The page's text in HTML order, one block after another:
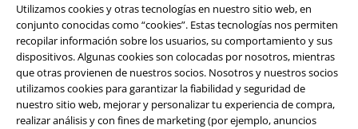
Utilizamos cookies y otras tecnologías en nuestro sitio web, en
conjunto conocidas como “cookies”. Estas tecnologías nos permiten
recopilar información sobre los usuarios, su comportamiento y sus
dispositivos. Algunas cookies son colocadas por nosotros, mientras
que otras provienen de nuestros socios. Nosotros y nuestros socios
utilizamos cookies para garantizar la fiabilidad y seguridad de
nuestro sitio web, mejorar y personalizar tu experiencia de compra,
realizar análisis y con fines de marketing (por ejemplo, anuncios